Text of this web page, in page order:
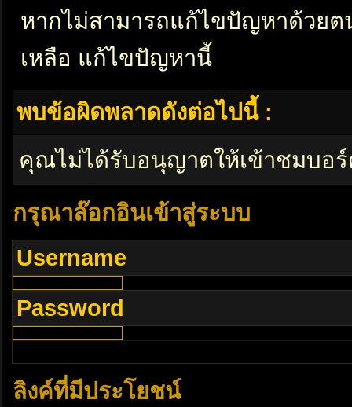
หากไม่สามารถแก้ไขปัญหาด้วย
เหลือ แก้ไขปัญหานี้
พบข้อผิดพลาดดังต่อไปนี้ :
คุณไม่ได้รับอนุญาตให้เข้าชมบอ
กรุณาล๊อกอินเข้าสู่ระบบ
Username
Password
ลิงค์ที่มีประโยชน์